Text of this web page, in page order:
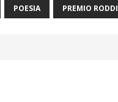
POESIA PREMIO RODDI